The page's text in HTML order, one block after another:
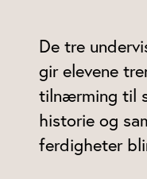
De tre
gir elevene
tilnærming til
historie og
ferdigheter